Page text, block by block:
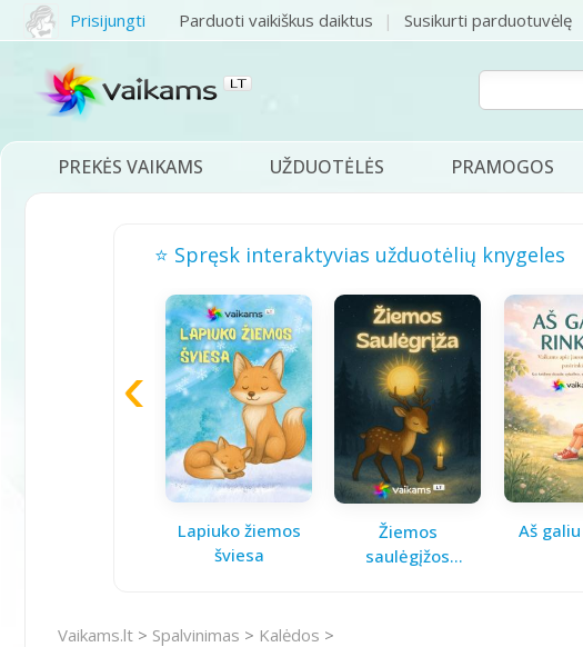
Prisijungti Parduoti vaikiškus daiktus Susikurti parduotuvėlę
PREKĖS VAIKAMS UŽDUOTĖLĖS PRAMOGOS
⭐ Spręsk interaktyvias užduotėlių knygeles
Lapiuko žiemos
šviesa
Žiemos
saulėgįžos
Aš
Vaikams.lt > Spalvinimas > Kalėdos >